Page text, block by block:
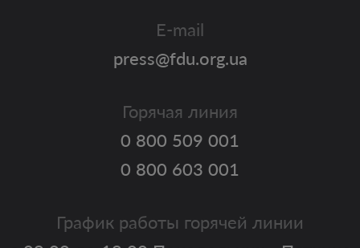
E-mail
press@fdu.org.ua
Горячая линия
0 800 509 001
0 800 603 001
График работы горячей линии